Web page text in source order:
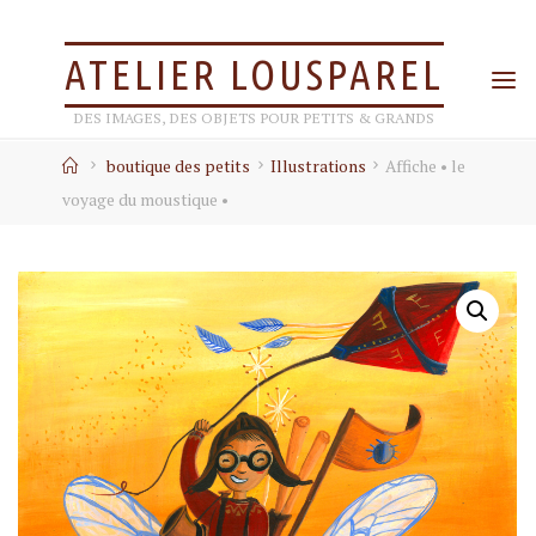
ATELIER LOUSPAREL
DES IMAGES, DES OBJETS POUR PETITS & GRANDS
Home
boutique des petits Illustrations
Affiche • le
voyage du moustique •